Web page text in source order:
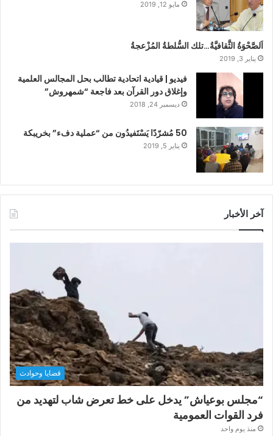
مايو 12, 2019
اَلصَّحْوَةُ الثَّقافيَّةُ…تلك السُّلطةُ المُزْعجةُ
يناير 3, 2019
فيديو | قيادية اتحادية تطالب بحل المجالس العلمية
وإغلاق دور القرآن بعد فاجعة “شمهروش”
ديسمبر 24, 2018
50 مُشرّدًا يَسْتَفيدُون من “عملية دفء” بخريبكة
يناير 5, 2019
آخر الأخبار
قضايا وحوادث
“مجلس بوعياش” يدخل على خط تعرض شاب لتهديد من
فرد القوات العمومية
منذ يوم واحد